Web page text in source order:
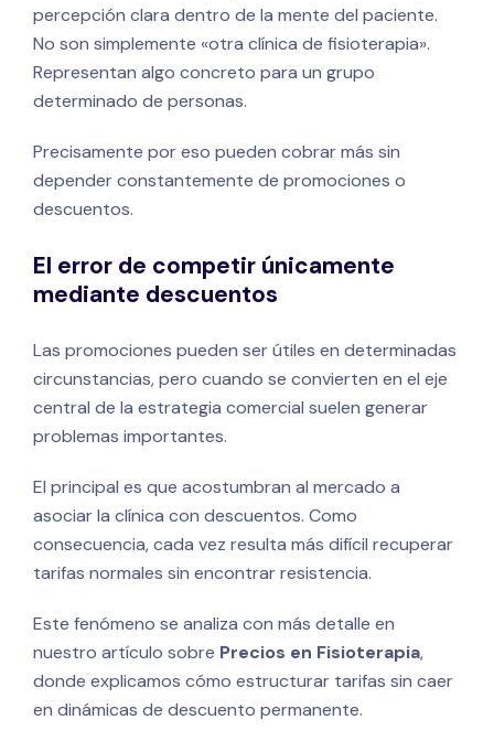
percepción clara dentro de la mente del paciente.
No son simplemente «otra clínica de fisioterapia».
Representan algo concreto para un grupo
determinado de personas.
Precisamente por eso pueden cobrar más sin
depender constantemente de promociones o
descuentos.
El error de competir únicamente
mediante descuentos
Las promociones pueden ser útiles en determinadas
circunstancias, pero cuando se convierten en el eje
central de la estrategia comercial suelen generar
problemas importantes.
El principal es que acostumbran al mercado a
asociar la clínica con descuentos. Como
consecuencia, cada vez resulta más difícil recuperar
tarifas normales sin encontrar resistencia.
Este fenómeno se analiza con más detalle en
nuestro artículo sobre Precios en Fisioterapia,
donde explicamos cómo estructurar tarifas sin caer
en dinámicas de descuento permanente.